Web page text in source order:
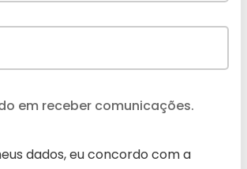
em receber comunicações.
dados, eu concordo com a